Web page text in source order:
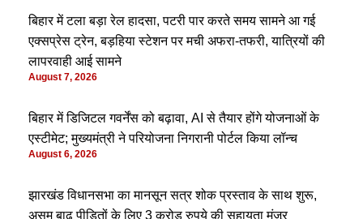
बिहार में टला बड़ा रेल हादसा, पटरी पार करते समय सामने आ गई
एक्सप्रेस ट्रेन, बड़हिया स्टेशन पर मची अफरा-तफरी, यात्रियों की
लापरवाही आई सामने
August 7, 2026
बिहार में डिजिटल गवर्नेंस को बढ़ावा, AI से तैयार होंगे योजनाओं के
एस्टीमेट; मुख्यमंत्री ने परियोजना निगरानी पोर्टल किया लॉन्च
August 6, 2026
झारखंड विधानसभा का मानसून सत्र शोक प्रस्ताव के साथ शुरू,
असम बाढ़ पीड़ितों के लिए 3 करोड़ रुपये की सहायता मंजूर